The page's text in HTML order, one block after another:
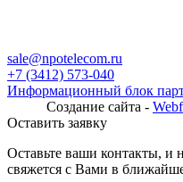
sale@npotelecom.ru
+7 (3412) 573-040
Информационный блок
Создание сайта -
Оставить заявку
Оставьте ваши контакты, и
свяжется с Вами в